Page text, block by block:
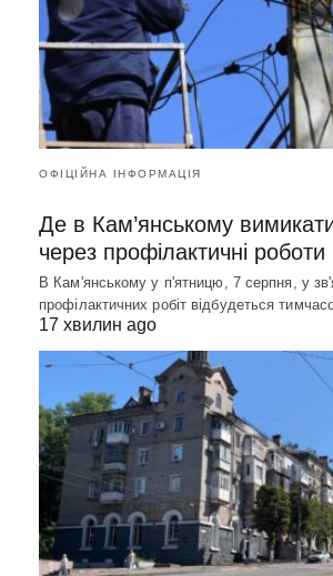
ОФІЦІЙНА ІНФОРМАЦІЯ
Де в Кам’янському
через профілактичні роботи
В Кам'янському у п'ятницю, 7 серпня, у
профілактичних робіт відбудеться
17 хвилин ago